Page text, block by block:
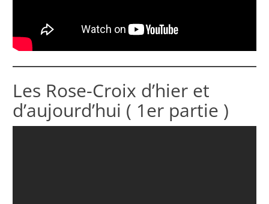
Les Rose-Croix d’hier et
d’aujourd’hui ( 1er partie )